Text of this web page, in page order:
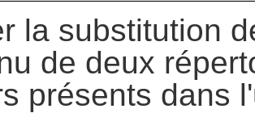
la substitution
de deux
présents dans